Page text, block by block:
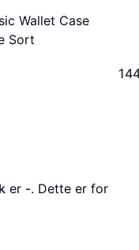
Wallet Case
Sort
er -. Dette er for